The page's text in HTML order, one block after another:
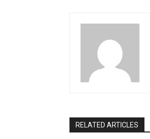
RELATED ARTICLES